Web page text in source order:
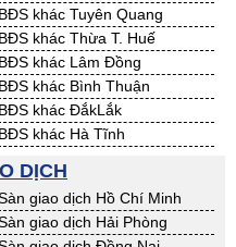
BĐS khác Tuyên Quang
BĐS khác Thừa T. Huế
BĐS khác Lâm Đồng
BĐS khác Bình Thuận
BĐS khác ĐắkLắk
BĐS khác Hà Tĩnh
khác Phú Yên
khác Quảng Nam
khác Bà Rịa - VT
DỊCH
giao dịch Hồ Chí Minh
giao dịch Hải Phòng